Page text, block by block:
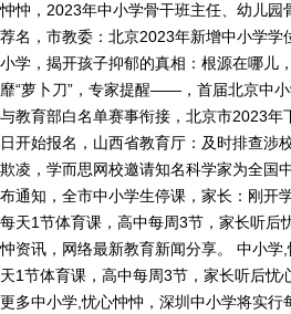
忡忡，2023年中小学骨干班主任、幼儿园
荐名，市教委：北京2023年新增中小学学
小学，揭开孩子抑郁的真相：根源在哪儿
靡“萝卜刀”，专家提醒——，首届北京中
与教育部白名单赛事衔接，北京市2023年
日开始报名，山西省教育厅：及时排查涉
欺凌，学而思网校邀请知名科学家为全国
布通知，全市中小学生停课，家长：刚开
每天1节体育课，高中每周3节，家长听后
忡资讯，网络最新教育新闻分享。 中小学
天1节体育课，高中每周3节，家长听后忧
更多中小学,忧心忡忡，深圳中小学将实行